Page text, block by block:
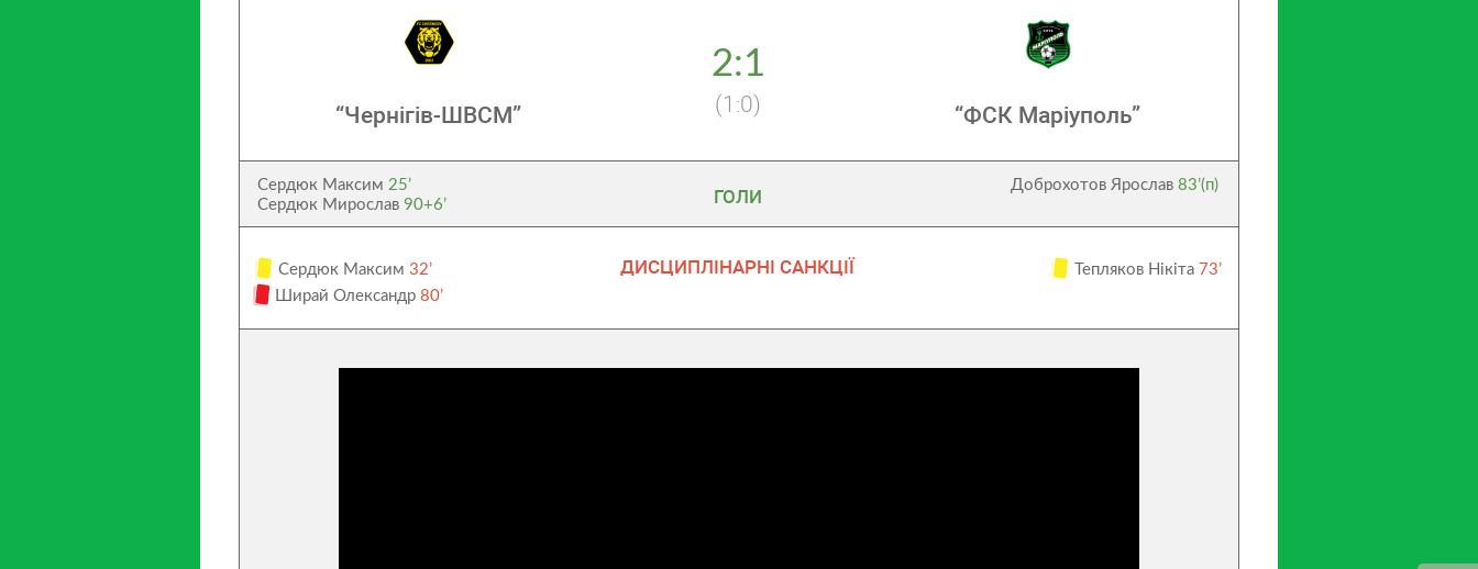
“Чернігів-ШВСМ”
2:1
(1:0) “ФСК Маріуполь”
Сердюк Максим25’
Сердюк Мирослав90+6’ ГОЛИ Доброхотов Ярослав 83’(п)
Сердюк Максим 32’
Ширай Олександр 80’
ДИСЦИПЛІНАРНІ САНКЦІЇ Тепляков Нікіта 73’